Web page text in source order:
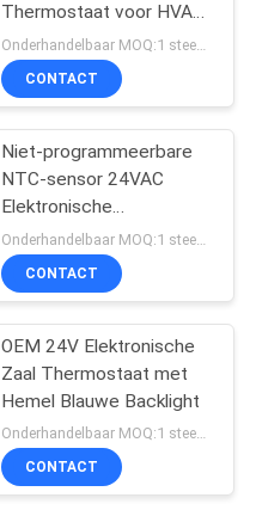
Thermostaat voor HVAC-
Systeem
CONTACT
Niet-programmeerbare
NTC-sensor 24VAC
Elektronische
kamertermostaat
CONTACT
OEM 24V Elektronische
Zaal Thermostaat met
Hemel Blauwe Backlight
Onderhandelbaar MOQ:1 steekproef/overeen te komen
CONTACT